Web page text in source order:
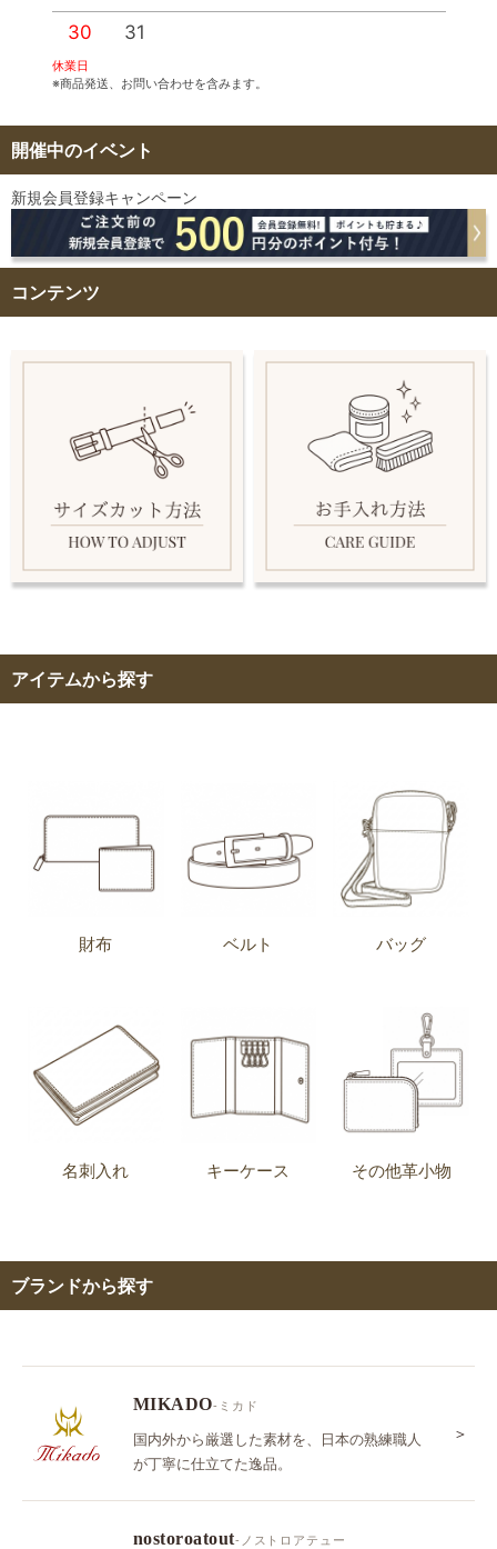
30 31
休業日
※商品発送、お問い合わせを含みます。
開催中のイベント
新規会員登録キャンペーン
コンテンツ
アイテムから探す
財布 ベルト バッグ
名刺入れ キーケース その他革小物
ブランドから探す
MIKADO-ミカド
国内外から厳選した素材を、日本の熟練職人
が丁寧に仕立てた逸品。
＞
nostoroatout-ノストロアテュー